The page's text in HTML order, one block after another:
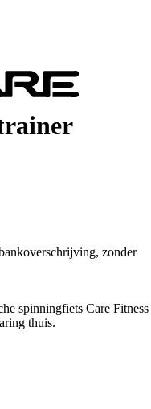
zonder
spinningfiets Care Fitness
thuis.